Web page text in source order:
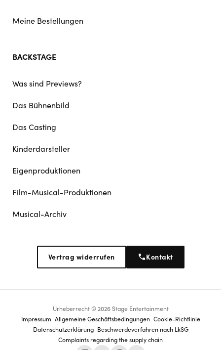
Meine Bestellungen
BACKSTAGE
Was sind Previews?
Das Bühnenbild
Das Casting
Kinderdarsteller
Eigenproduktionen
Film-Musical-Produktionen
Musical-Archiv
Vertrag widerrufen Kontakt
Urheberrecht © 2026 Stage Entertainment
Footer
navigation
Impressum Allgemeine Geschäftsbedingungen Cookie-Richtlinie
Datenschutz­erklärung Beschwerdeverfahren nach LkSG
Complaints regarding the supply chain